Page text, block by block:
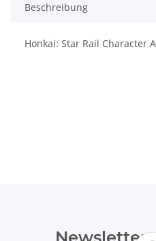
Beschreibung
Honkai: Star Rail Character